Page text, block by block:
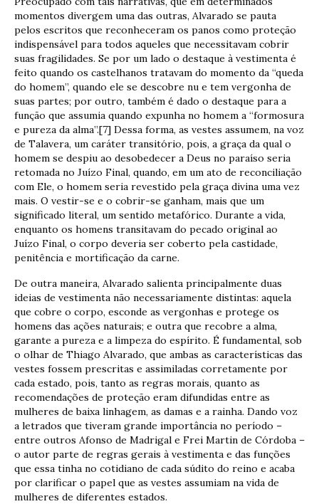
momentos divergem uma das outras, Alvarado se pauta
pelos escritos que reconheceram os panos como proteção
indispensável para todos aqueles que necessitavam cobrir
suas fragilidades. Se por um lado o destaque à vestimenta é
feito quando os castelhanos tratavam do momento da “queda
do homem”, quando ele se descobre nu e tem vergonha de
suas partes; por outro, também é dado o destaque para a
função que assumia quando expunha no homem a “formosura
e pureza da alma”.[7] Dessa forma, as vestes assumem, na voz
de Talavera, um caráter transitório, pois, a graça da qual o
homem se despiu ao desobedecer a Deus no paraíso seria
retomada no Juízo Final, quando, em um ato de reconciliação
com Ele, o homem seria revestido pela graça divina uma vez
mais. O vestir-se e o cobrir-se ganham, mais que um
significado literal, um sentido metafórico. Durante a vida,
enquanto os homens transitavam do pecado original ao
Juízo Final, o corpo deveria ser coberto pela castidade,
penitência e mortificação da carne.
De outra maneira, Alvarado salienta principalmente duas
ideias de vestimenta não necessariamente distintas: aquela
que cobre o corpo, esconde as vergonhas e protege os
homens das ações naturais; e outra que recobre a alma,
garante a pureza e a limpeza do espírito. É fundamental, sob
o olhar de Thiago Alvarado, que ambas as características das
vestes fossem prescritas e assimiladas corretamente por
cada estado, pois, tanto as regras morais, quanto as
recomendações de proteção eram difundidas entre as
mulheres de baixa linhagem, as damas e a rainha. Dando voz
a letrados que tiveram grande importância no período –
entre outros Afonso de Madrigal e Frei Martin de Córdoba –
o autor parte de regras gerais à vestimenta e das funções
que essa tinha no cotidiano de cada súdito do reino e acaba
por clarificar o papel que as vestes assumiam na vida de
mulheres de diferentes estados.